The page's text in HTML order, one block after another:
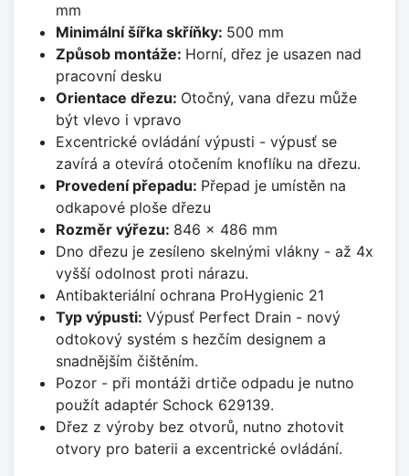
mm
Minimální šířka skříňky: 500 mm
Způsob montáže: Horní, dřez je usazen nad
pracovní desku
Orientace dřezu: Otočný, vana dřezu může
být vlevo i vpravo
Excentrické ovládání výpusti - výpusť se
zavírá a otevírá otočením knoflíku na dřezu.
Provedení přepadu: Přepad je umístěn na
odkapové ploše dřezu
Rozměr výřezu: 846 x 486 mm
Dno dřezu je zesíleno skelnými vlákny - až 4x
vyšší odolnost proti nárazu.
Antibakteriální ochrana ProHygienic 21
Typ výpusti: Výpusť Perfect Drain - nový
odtokový systém s hezčím designem a
snadnějším čištěním.
Pozor - při montáži drtiče odpadu je nutno
použít adaptér Schock 629139.
Dřez z výroby bez otvorů, nutno zhotovit
otvory pro baterii a excentrické ovládání.